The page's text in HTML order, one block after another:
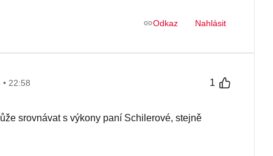
Odkaz Nahlásit
22:58 1
srovnávat s výkony paní Schilerové, stejně